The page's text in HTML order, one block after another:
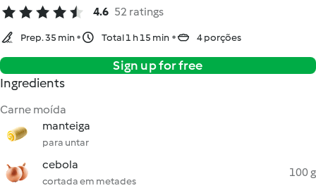
4.6 52 ratings
Prep. 35 min Total 1 h 15 min 4 porções
Sign up for free
Ingredients
Carne moída
manteiga
para untar
cebola
cortada em metades
100 g